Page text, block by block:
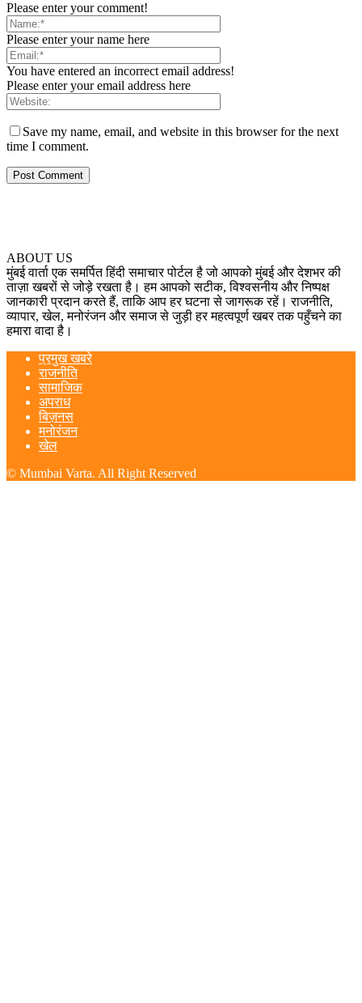
Please enter your comment!
Please enter your name here
You have entered an incorrect email address!
Please enter your email address here
Save my name, email, and website in this browser for the next
time I comment.
ABOUT US
मुंबई वार्ता एक समर्पित हिंदी समाचार पोर्टल है जो आपको मुंबई और देशभर की
ताज़ा खबरों से जोड़े रखता है। हम आपको सटीक, विश्वसनीय और निष्पक्ष
जानकारी प्रदान करते हैं, ताकि आप हर घटना से जागरूक रहें। राजनीति,
व्यापार, खेल, मनोरंजन और समाज से जुड़ी हर महत्वपूर्ण खबर तक पहुँचने का
हमारा वादा है।
प्रमुख खबरे
राजनीति
सामाजिक
अपराध
बिज़नस
मनोरंजन
खेल
© Mumbai Varta. All Right Reserved